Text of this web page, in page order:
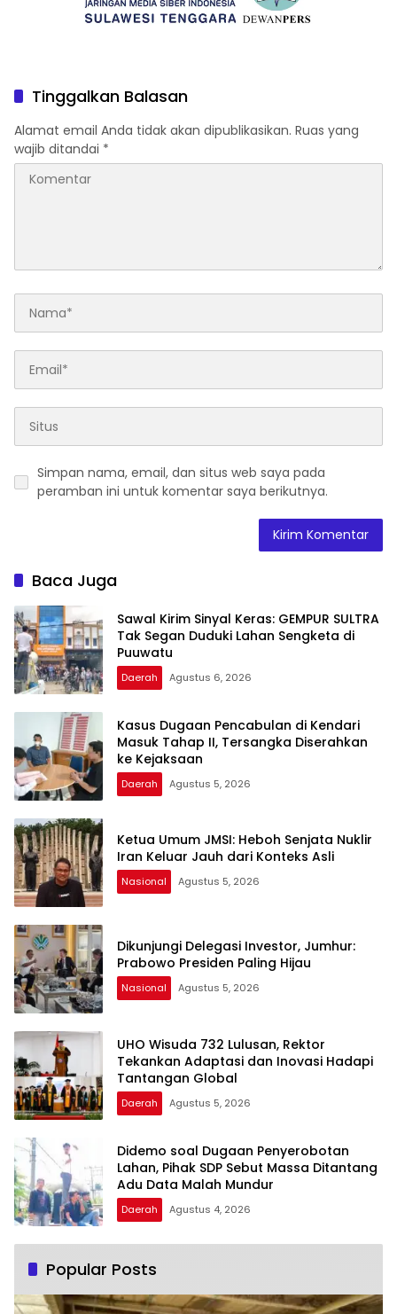
Tinggalkan Balasan
Alamat email Anda tidak akan dipublikasikan. Ruas yang
wajib ditandai *
Simpan nama, email, dan situs web saya pada
peramban ini untuk komentar saya berikutnya.
Baca Juga
Sawal Kirim Sinyal Keras: GEMPUR SULTRA
Tak Segan Duduki Lahan Sengketa di
Puuwatu
Daerah Agustus 6, 2026
Kasus Dugaan Pencabulan di Kendari
Masuk Tahap II, Tersangka Diserahkan
ke Kejaksaan
Daerah Agustus 5, 2026
Ketua Umum JMSI: Heboh Senjata Nuklir
Iran Keluar Jauh dari Konteks Asli
Nasional Agustus 5, 2026
Dikunjungi Delegasi Investor, Jumhur:
Prabowo Presiden Paling Hijau
Nasional Agustus 5, 2026
UHO Wisuda 732 Lulusan, Rektor
Tekankan Adaptasi dan Inovasi Hadapi
Tantangan Global
Daerah Agustus 5, 2026
Didemo soal Dugaan Penyerobotan
Lahan, Pihak SDP Sebut Massa Ditantang
Adu Data Malah Mundur
Daerah Agustus 4, 2026
Popular Posts